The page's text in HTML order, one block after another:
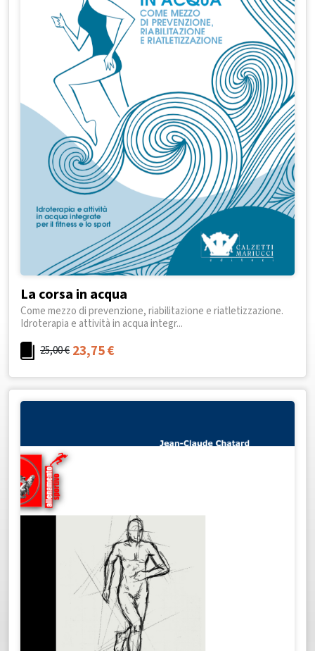
La corsa in acqua
Come mezzo di prevenzione, riabilitazione e riatletizzazione.
Idroterapia e attività in acqua integr...
25,00€ 23,75€